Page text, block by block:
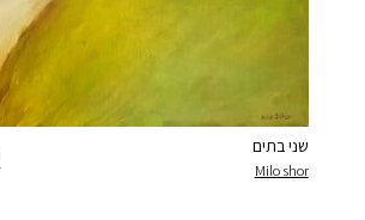
שני בתים
Milo shor